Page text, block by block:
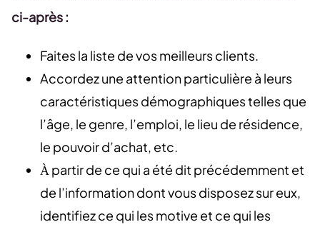
ci-après :
Faites la liste de vos meilleurs clients.
Accordez une attention particulière à leurs
caractéristiques démographiques telles que
l’âge, le genre, l’emploi, le lieu de résidence,
le pouvoir d’achat, etc.
À partir de ce qui a été dit précédemment et
de l’information dont vous disposez sur eux,
identifiez ce qui les motive et ce qui les